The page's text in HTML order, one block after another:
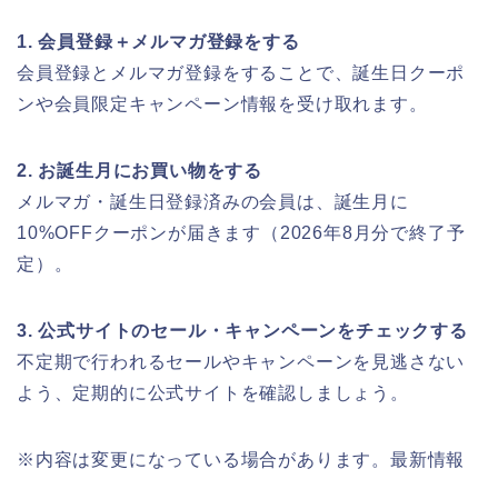
1. 会員登録＋メルマガ登録をする
会員登録とメルマガ登録をすることで、誕生日クーポ
ンや会員限定キャンペーン情報を受け取れます。
2. お誕生月にお買い物をする
メルマガ・誕生日登録済みの会員は、誕生月に
10%OFFクーポンが届きます（2026年8月分で終了予
定）。
3. 公式サイトのセール・キャンペーンをチェックする
不定期で行われるセールやキャンペーンを見逃さない
よう、定期的に公式サイトを確認しましょう。
※内容は変更になっている場合があります。最新情報